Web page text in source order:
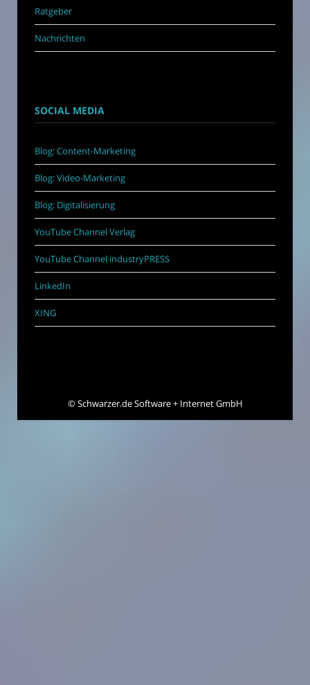
Ratgeber
Nachrichten
SOCIAL MEDIA
Blog: Content-Marketing
Blog: Video-Marketing
Blog: Digitalisierung
YouTube Channel Verlag
YouTube Channel industryPRESS
LinkedIn
XING
©Schwarzer.de Software + Internet GmbH